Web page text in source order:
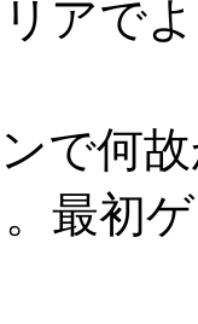
アで
で何
最初